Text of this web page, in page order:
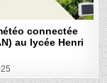
connectée
au lycée Henri